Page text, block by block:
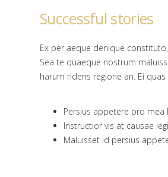
Successful stories
Ex per aeque denique
Sea te quaeque nostrum
harum ridens regione an. Ei
Persius appetere pro mea
Instructior vis at causae
Maluisset id persius